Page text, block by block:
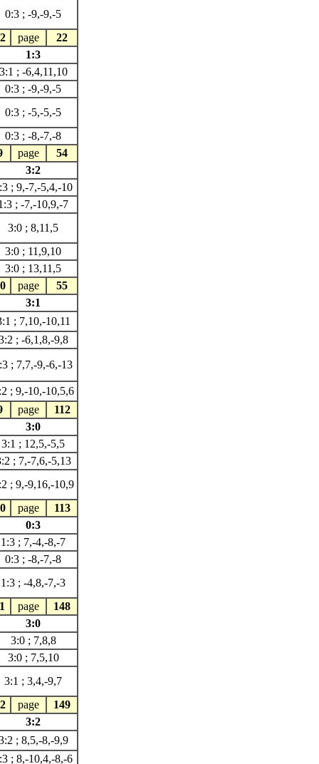
0:3 ; -9,-9,-5
page
22
1:3
; -6,4,11,10
0:3 ; -9,-9,-5
0:3 ; -5,-5,-5
0:3 ; -8,-7,-8
page
54
3:2
; 9,-7,-5,4,-10
; -7,-10,9,-7
3:0 ; 8,11,5
3:0 ; 11,9,10
3:0 ; 13,11,5
page
55
3:1
; 7,10,-10,11
; -6,1,8,-9,8
; 7,7,-9,-6,-13
; 9,-10,-10,5,6
page
112
3:0
3:1 ; 12,5,-5,5
; 7,-7,6,-5,13
; 9,-9,16,-10,9
page
113
0:3
1:3 ; 7,-4,-8,-7
0:3 ; -8,-7,-8
1:3 ; -4,8,-7,-3
page
148
3:0
3:0 ; 7,8,8
3:0 ; 7,5,10
3:1 ; 3,4,-9,7
page
149
3:2
; 8,5,-8,-9,9
; 8,-10,4,-8,-6